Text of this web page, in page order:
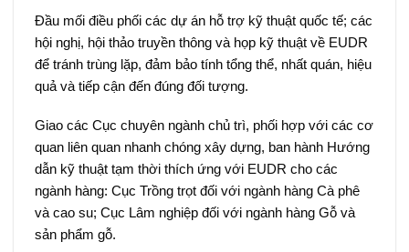
Đầu mối điều phối các dự án hỗ trợ kỹ thuật quốc tế; các
hội nghị, hội thảo truyền thông và họp kỹ thuật về EUDR
để tránh trùng lặp, đảm bảo tính tổng thể, nhất quán, hiệu
quả và tiếp cận đến đúng đối tượng.
Giao các Cục chuyên ngành chủ trì, phối hợp với các cơ
quan liên quan nhanh chóng xây dựng, ban hành Hướng
dẫn kỹ thuật tạm thời thích ứng với EUDR cho các
ngành hàng: Cục Trồng trọt đối với ngành hàng Cà phê
và cao su; Cục Lâm nghiệp đối với ngành hàng Gỗ và
sản phẩm gỗ.